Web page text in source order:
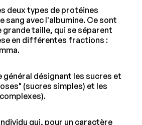
deux types de protéines
sang avec l'albumine. Ce sont
grande taille, qui se séparent
en différentes fractions :
général désignant les sucres et
(sucres simples) et les
qui, pour un caractère